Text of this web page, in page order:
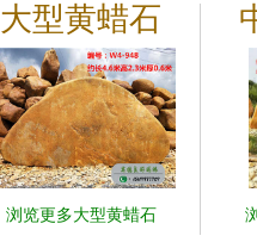
大型黄蜡石
浏览更多大型黄蜡石